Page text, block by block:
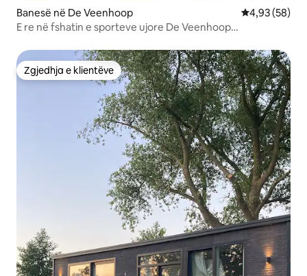
Banesë në De Veenhoop Vlerësimi
4,93 (58)
E re në fshatin e sporteve ujore De Veenhoop
Zgjedhja e klientëve
Zgjedhja e klientëve